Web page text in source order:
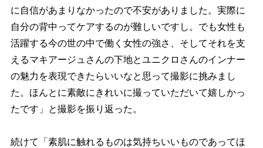
に自信があまりなかったので不安がありました。実際に
自分の背中ってケアするのが難しいですし。でも女性も
活躍する今の世の中で働く女性の強さ、そしてそれを支
えるマキアージュさんの下地とユニクロさんのインナー
の魅力を表現できたらいいなと思って撮影に挑みまし
た。ほんとに素敵にきれいに撮っていただいて嬉しかっ
たです」と撮影を振り返った。
続けて「素肌に触れるものは気持ちいいものであってほ